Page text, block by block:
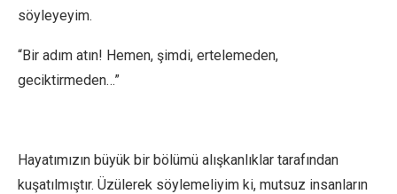
söyleyeyim.
“Bir adım atın! Hemen, şimdi, ertelemeden,
geciktirmeden…”
Hayatımızın büyük bir bölümü alışkanlıklar tarafından
kuşatılmıştır. Üzülerek söylemeliyim ki, mutsuz insanların